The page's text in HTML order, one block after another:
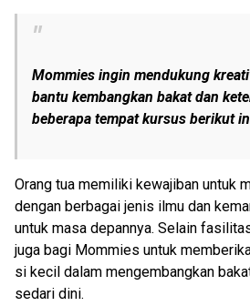
Mommies ingin mendukung
bantu kembangkan bakat dan
beberapa tempat kursus berikut
Orang tua memiliki kewajiban untuk
dengan berbagai jenis ilmu dan
untuk masa depannya. Selain
juga bagi Mommies untuk
si kecil dalam mengembangkan
sedari dini.